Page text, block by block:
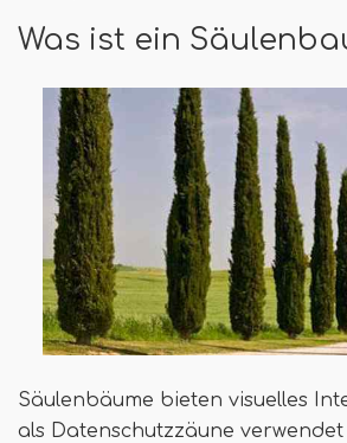
Was ist ein
Säulenbäume bieten visuelles
als Datenschutzzäune